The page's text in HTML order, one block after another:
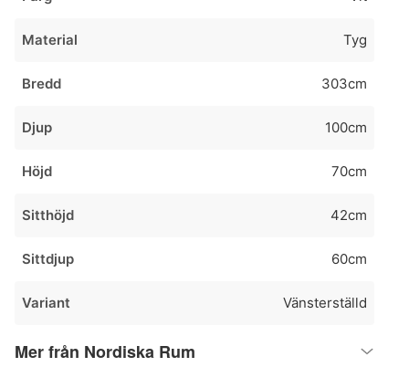
Material Tyg
Bredd 303cm
Djup 100cm
Höjd 70cm
Sitthöjd 42cm
Sittdjup 60cm
Variant Vänsterställd
Mer från Nordiska Rum